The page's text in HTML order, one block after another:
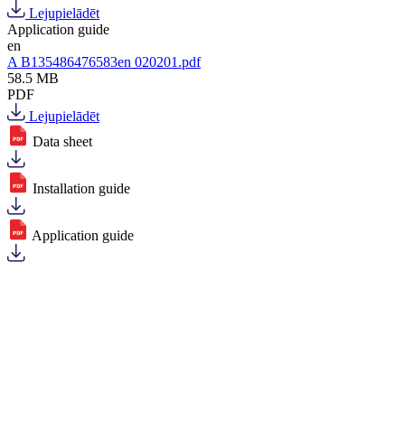
Lejupielādēt
Application guide
en
A B135486476583en 020201.pdf
58.5 MB
PDF
Lejupielādēt
Data sheet
Installation guide
Application guide